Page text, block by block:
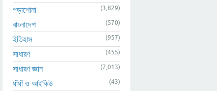
পড়াশোনা
(3,829)
বাংলাদেশ (570)
ইতিহাস (957)
সাধারণ (455)
সাধারণ জ্ঞান (7,013)
ধাঁধাঁ ও আইকিউ (43)